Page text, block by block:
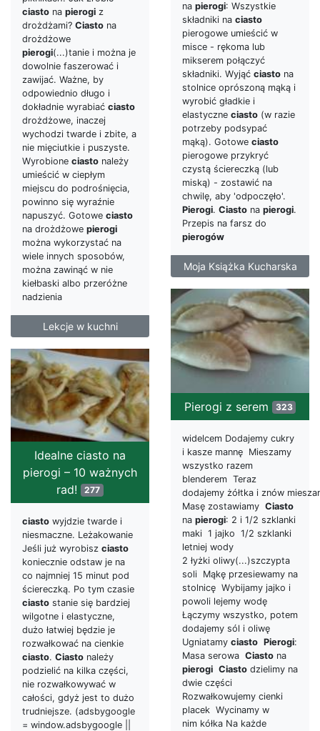
ciasto na pierogi z
drożdżami? Ciasto na
drożdżowe
pierogi(...)tanie i można je
dowolnie faszerować i
zawijać. Ważne, by
odpowiednio długo i
dokładnie wyrabiać ciasto
drożdżowe, inaczej
wychodzi twarde i zbite, a
nie mięciutkie i puszyste.
Wyrobione ciasto należy
umieścić w ciepłym
miejscu do podrośnięcia,
powinno się wyraźnie
napuszyć. Gotowe ciasto
na drożdżowe pierogi
można wykorzystać na
wiele innych sposobów,
można zawinąć w nie
kiełbaski albo przeróżne
nadzienia
Lekcje w kuchni
na pierogi: Wszystkie
składniki na ciasto
pierogowe umieścić w
misce - rękoma lub
mikserem połączyć
składniki. Wyjąć ciasto na
stolnice oprószoną mąką i
wyrobić gładkie i
elastyczne ciasto (w razie
potrzeby podsypać
mąką). Gotowe ciasto
pierogowe przykryć
czystą ściereczką (lub
miską) - zostawić na
chwilę, aby 'odpoczęło'.
Pierogi. Ciasto na pierogi.
Przepis na farsz do
pierogów
Moja Książka Kucharska
Pierogi z serem 323
widelcem Dodajemy cukry
i kasze mannę Mieszamy
wszystko razem
blenderem Teraz
dodajemy żółtka i znów
Masę zostawiamy Ciasto
na pierogi: 2 i 1/2 szklanki
maki 1 jajko 1/2 szklanki
letniej wody
2 łyżki oliwy(...)szczypta
soli Mąkę przesiewamy na
stolnicę Wybijamy jajko i
powoli lejemy wodę
Łączymy wszystko, potem
dodajemy sól i oliwę
Ugniatamy ciasto Pierogi:
Masa serowa Ciasto na
pierogi Ciasto dzielimy na
dwie części
Rozwałkowujemy cienki
placek Wycinamy w
nim kółka Na każde
Idealne ciasto na
pierogi – 10 ważnych
rad! 277
ciasto wyjdzie twarde i
niesmaczne. Leżakowanie
Jeśli już wyrobisz ciasto
koniecznie odstaw je na
co najmniej 15 minut pod
ściereczką. Po tym czasie
ciasto stanie się bardziej
wilgotne i elastyczne,
dużo łatwiej będzie je
rozwałkować na cienkie
ciasto. Ciasto należy
podzielić na kilka części,
nie rozwałkowywać w
całości, gdyż jest to dużo
trudniejsze. (adsbygoogle
= window.adsbygoogle ||